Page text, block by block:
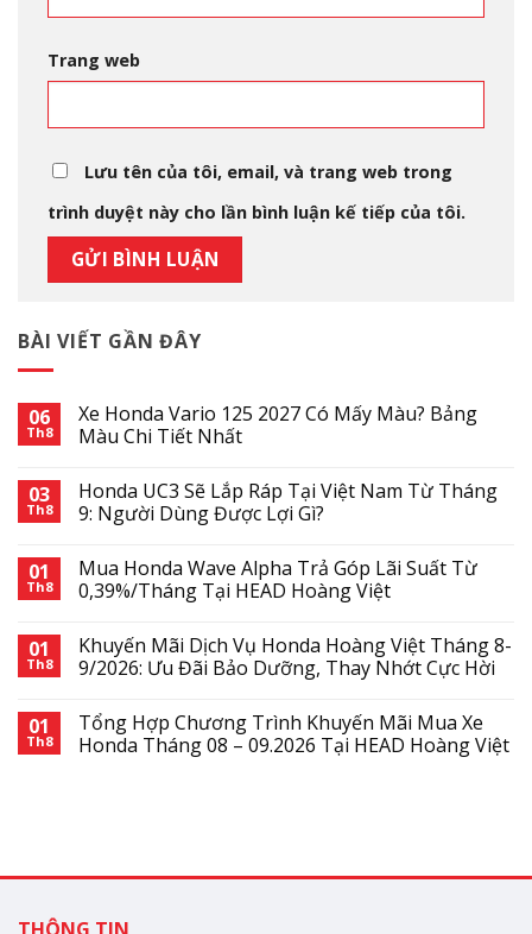
BÀI VIẾT GẦN ĐÂY
06
Th8
Xe Honda Vario 125 2027 Có Mấy Màu? Bảng
Màu Chi Tiết Nhất
03
Th8
Honda UC3 Sẽ Lắp Ráp Tại Việt Nam Từ Tháng
9: Người Dùng Được Lợi Gì?
01
Th8
Mua Honda Wave Alpha Trả Góp Lãi Suất Từ
0,39%/Tháng Tại HEAD Hoàng Việt
01
Th8
Khuyến Mãi Dịch Vụ Honda Hoàng Việt Tháng 8-
9/2026: Ưu Đãi Bảo Dưỡng, Thay Nhớt Cực Hời
01
Th8
Tổng Hợp Chương Trình Khuyến Mãi Mua Xe
Honda Tháng 08 – 09.2026 Tại HEAD Hoàng Việt
Trang web
Lưu tên của tôi, email, và trang web trong
trình duyệt này cho lần bình luận kế tiếp của tôi.